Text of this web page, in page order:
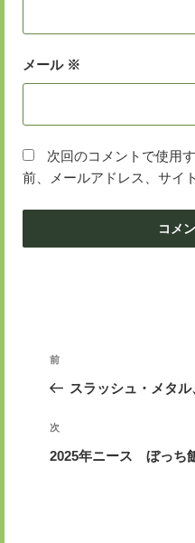
メール ※
次回のコメントで使用
前、メールアドレス、サイ
投
ビ
ゲ
前
の
稿
前
スラッシュ・メタ
次
の
次
2025年ニース ぼっち